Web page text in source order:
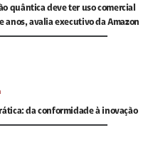
quântica deve ter uso comercial
anos, avalia executivo da Amazon
da conformidade à inovação